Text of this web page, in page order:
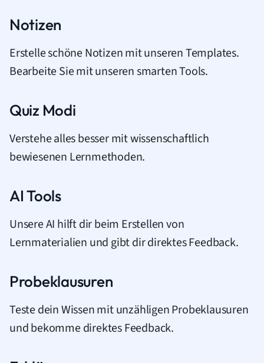
Notizen
Erstelle schöne Notizen mit unseren Templates.
Bearbeite Sie mit unseren smarten Tools.
Quiz Modi
Verstehe alles besser mit wissenschaftlich
bewiesenen Lernmethoden.
AI Tools
Unsere AI hilft dir beim Erstellen von
Lernmaterialien und gibt dir direktes Feedback.
Probeklausuren
Teste dein Wissen mit unzähligen Probeklausuren
und bekomme direktes Feedback.